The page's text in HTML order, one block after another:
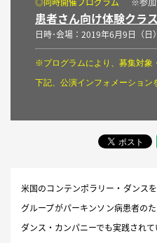
患者さん向け体験クラス
日時･会場：2019年6月9日（
※プログラムにより、募集対象
下記、公演インフォメーション
米国のコンテンポラリー・ダンス
グループがパーキンソン病患者の
ダンス・カンパニーでも実践されて